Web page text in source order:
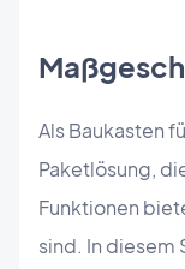
Als Baukasten
Paketlösung,
Funktionen
sind. In diesem